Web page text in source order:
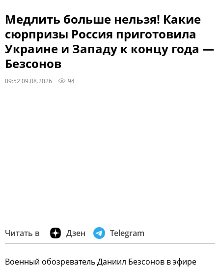
Медлить больше нельзя! Какие
сюрпризы Россия приготовила
Украине и Западу к концу года —
Безсонов
09:52 09.08.2026 94
Читать в Дзен Telegram
Военный обозреватель Даниил Безсонов в эфире